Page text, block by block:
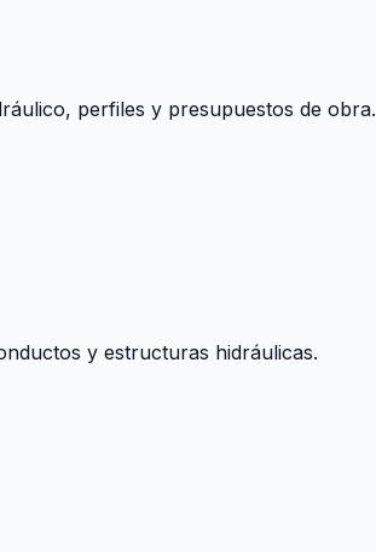
perfiles y presupuestos de obra.
y estructuras hidráulicas.